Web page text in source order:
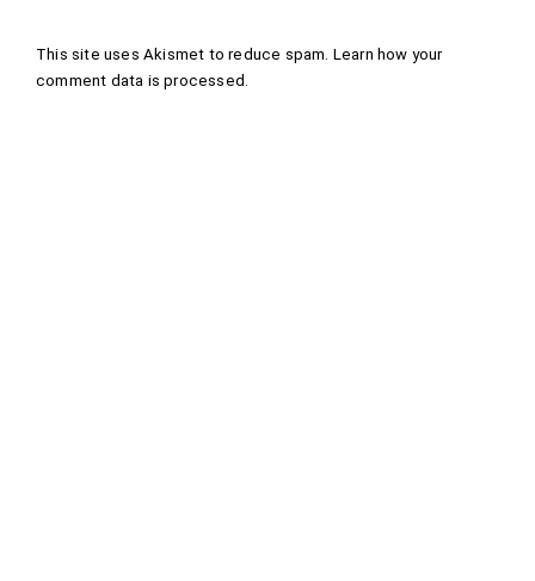
This site uses Akismet to reduce spam. Learn how your
comment data is processed .